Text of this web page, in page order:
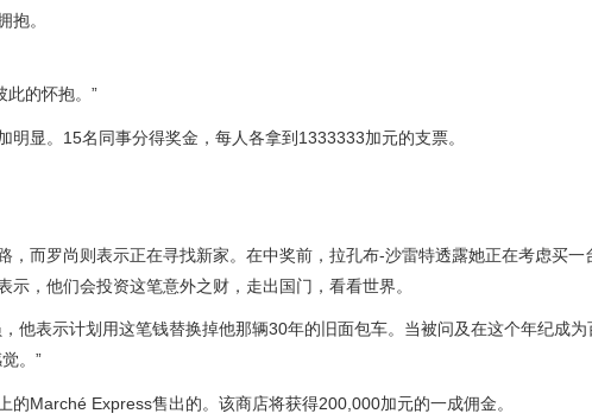
抱。
此的怀抱。”
明显。15名同事分得奖金，每人各拿到1333333加元的支票。
，而罗尚则表示正在寻找新家。在中奖前，拉孔布-沙雷特透露她正在考虑买
，他们会投资这笔意外之财，走出国门，看看世界。
他表示计划用这笔钱替换掉他那辆30年的旧面包车。当被问及在这个年纪成
。”
Marché Express售出的。该商店将获得200,000加元的一成佣金。